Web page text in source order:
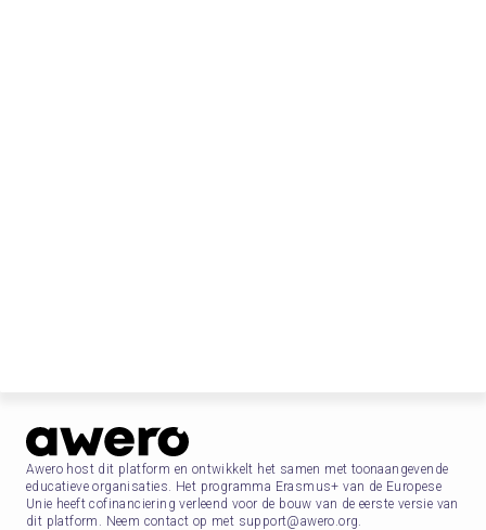
Awero host dit platform en ontwikkelt het samen met toonaangevende
educatieve organisaties. Het programma Erasmus+ van de Europese
Unie heeft cofinanciering verleend voor de bouw van de eerste versie van
dit platform. Neem contact op met support@awero.org.